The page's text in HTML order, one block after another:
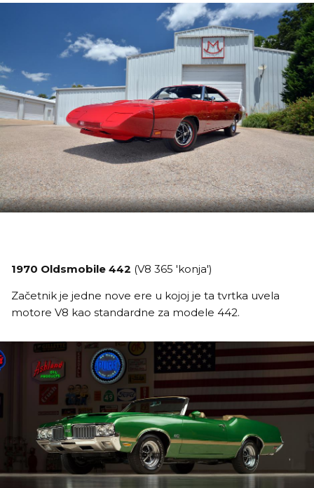
1970 Oldsmobile 442 (V8 365 'konja')
Začetnik je jedne nove ere u kojoj je ta tvrtka uvela
motore V8 kao standardne za modele 442.